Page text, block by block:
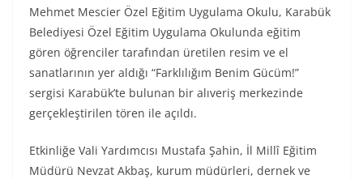
Mehmet Mescier Özel Eğitim Uygulama Okulu, Karabük
Belediyesi Özel Eğitim Uygulama Okulunda eğitim
gören öğrenciler tarafından üretilen resim ve el
sanatlarının yer aldığı “Farklılığım Benim Gücüm!”
sergisi Karabük’te bulunan bir alıveriş merkezinde
gerçekleştirilen tören ile açıldı.
Etkinliğe Vali Yardımcısı Mustafa Şahin, İl Millî Eğitim
Müdürü Nevzat Akbaş, kurum müdürleri, dernek ve